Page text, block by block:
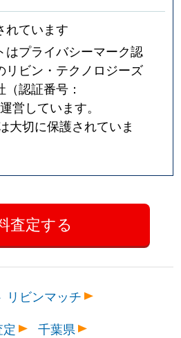
れています
はプライバシーマーク認
リビン・テクノロジーズ
（認証番号：
営しています。
大切に保護されていま
リビンマッチ
千葉県